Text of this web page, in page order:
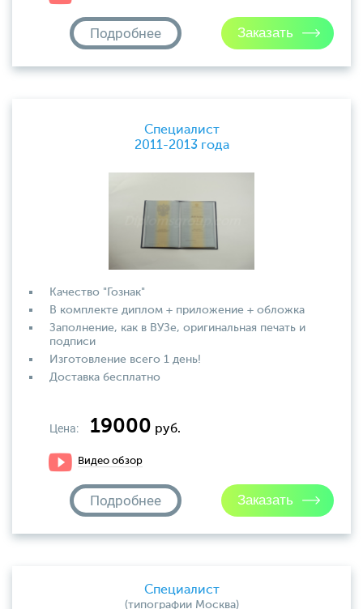
Подробнее
Специалист
2011-2013 года
Качество "Гознак"
В комплекте диплом + приложение + обложка
Заполнение, как в ВУЗе, оригинальная печать и
подписи
Изготовление всего 1 день!
Доставка бесплатно
Цена: 19000 руб.
Видео обзор
Подробнее
Специалист
(типографии Москва)